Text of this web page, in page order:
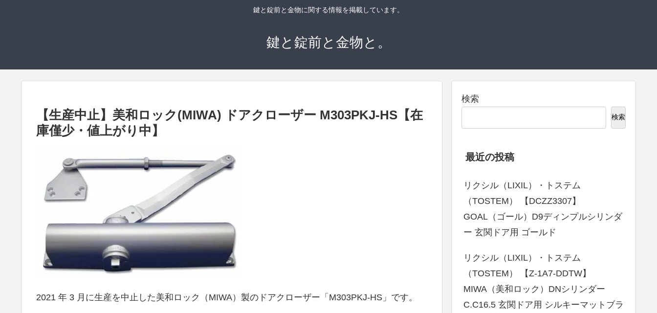
鍵と錠前と金物に関する情報を掲載しています。
鍵と錠前と金物と。
【生産中止】美和ロック(MIWA) ドアクローザー M303PKJ-HS【在
庫僅少・値上がり中】
2021 年 3 月に生産を中止した美和ロック（MIWA）製のドアクローザー「M303PKJ-HS」です。
検索
検索
最近の投稿
リクシル（LIXIL）・トステム
（TOSTEM） 【DCZZ3307】
GOAL（ゴール）D9ディンプルシリンダ
ー 玄関ドア用 ゴールド
リクシル（LIXIL）・トステム
（TOSTEM） 【Z-1A7-DDTW】
MIWA（美和ロック）DNシリンダー
C.C16.5 玄関ドア用 シルキーマットブラ